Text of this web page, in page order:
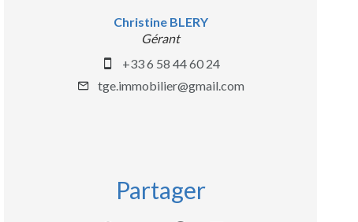
Christine BLERY
Gérant
+33 6 58 44 60 24
tge.immobilier@gmail.com
Partager